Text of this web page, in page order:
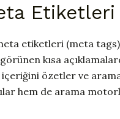
Etiketleri
etiketleri (meta
kısa
içeriğini özetler ve
hem de arama